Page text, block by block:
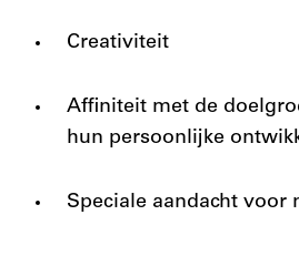
Creativiteit
Affiniteit met de
hun persoonlijke
Speciale aandacht voor